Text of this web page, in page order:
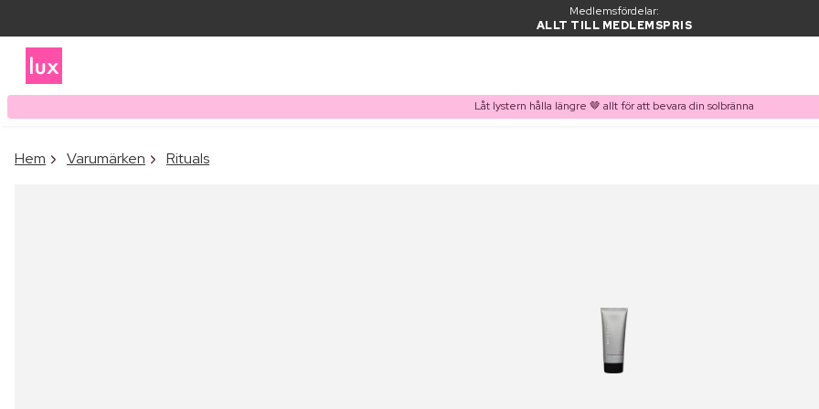
Medlemsfördelar:
ALLT TILL MEDLEMSPRIS
Låt lystern hålla längre 🤎 allt för att bevara din solbränna
Hem Varumärken Rituals